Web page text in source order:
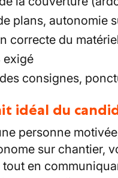
plans, autonomie
correcte du
exigé
consignes,
idéal du
personne
sur chantier,
en